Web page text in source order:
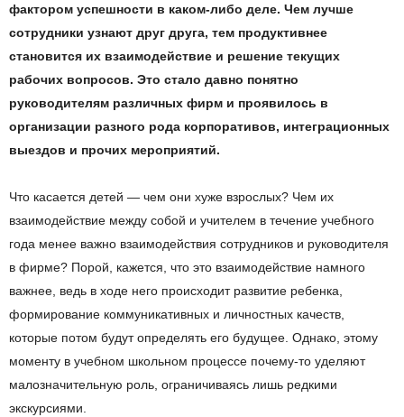
фактором успешности в каком-либо деле. Чем лучше
сотрудники узнают друг друга, тем продуктивнее
становится их взаимодействие и решение текущих
рабочих вопросов. Это стало давно понятно
руководителям различных фирм и проявилось в
организации разного рода корпоративов, интеграционных
выездов и прочих мероприятий.
Что касается детей — чем они хуже взрослых? Чем их
взаимодействие между собой и учителем в течение учебного
года менее важно взаимодействия сотрудников и руководителя
в фирме? Порой, кажется, что это взаимодействие намного
важнее, ведь в ходе него происходит развитие ребенка,
формирование коммуникативных и личностных качеств,
которые потом будут определять его будущее. Однако, этому
моменту в учебном школьном процессе почему-то уделяют
малозначительную роль, ограничиваясь лишь редкими
экскурсиями.